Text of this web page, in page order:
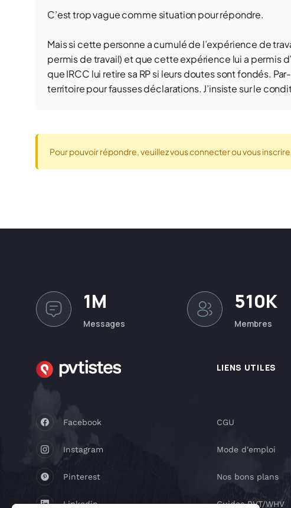
C’est trop vague comme situation pour répondre.
Mais si cette personne a cumulé de l’expérience de
permis de travail) et que cette expérience lui a permis
que IRCC lui retire sa RP si leurs doutes sont fondés.
territoire pour fausses déclarations. J’insiste sur le
Pour pouvoir répondre, veuillez vous connecter ou vous
1M
Messages
510K
Membres
LIENS UTILES
Facebook
Instagram
Pinterest
Linkedin
CGU
Mode d'emploi
Nos bons plans
Guides PVT/WHV